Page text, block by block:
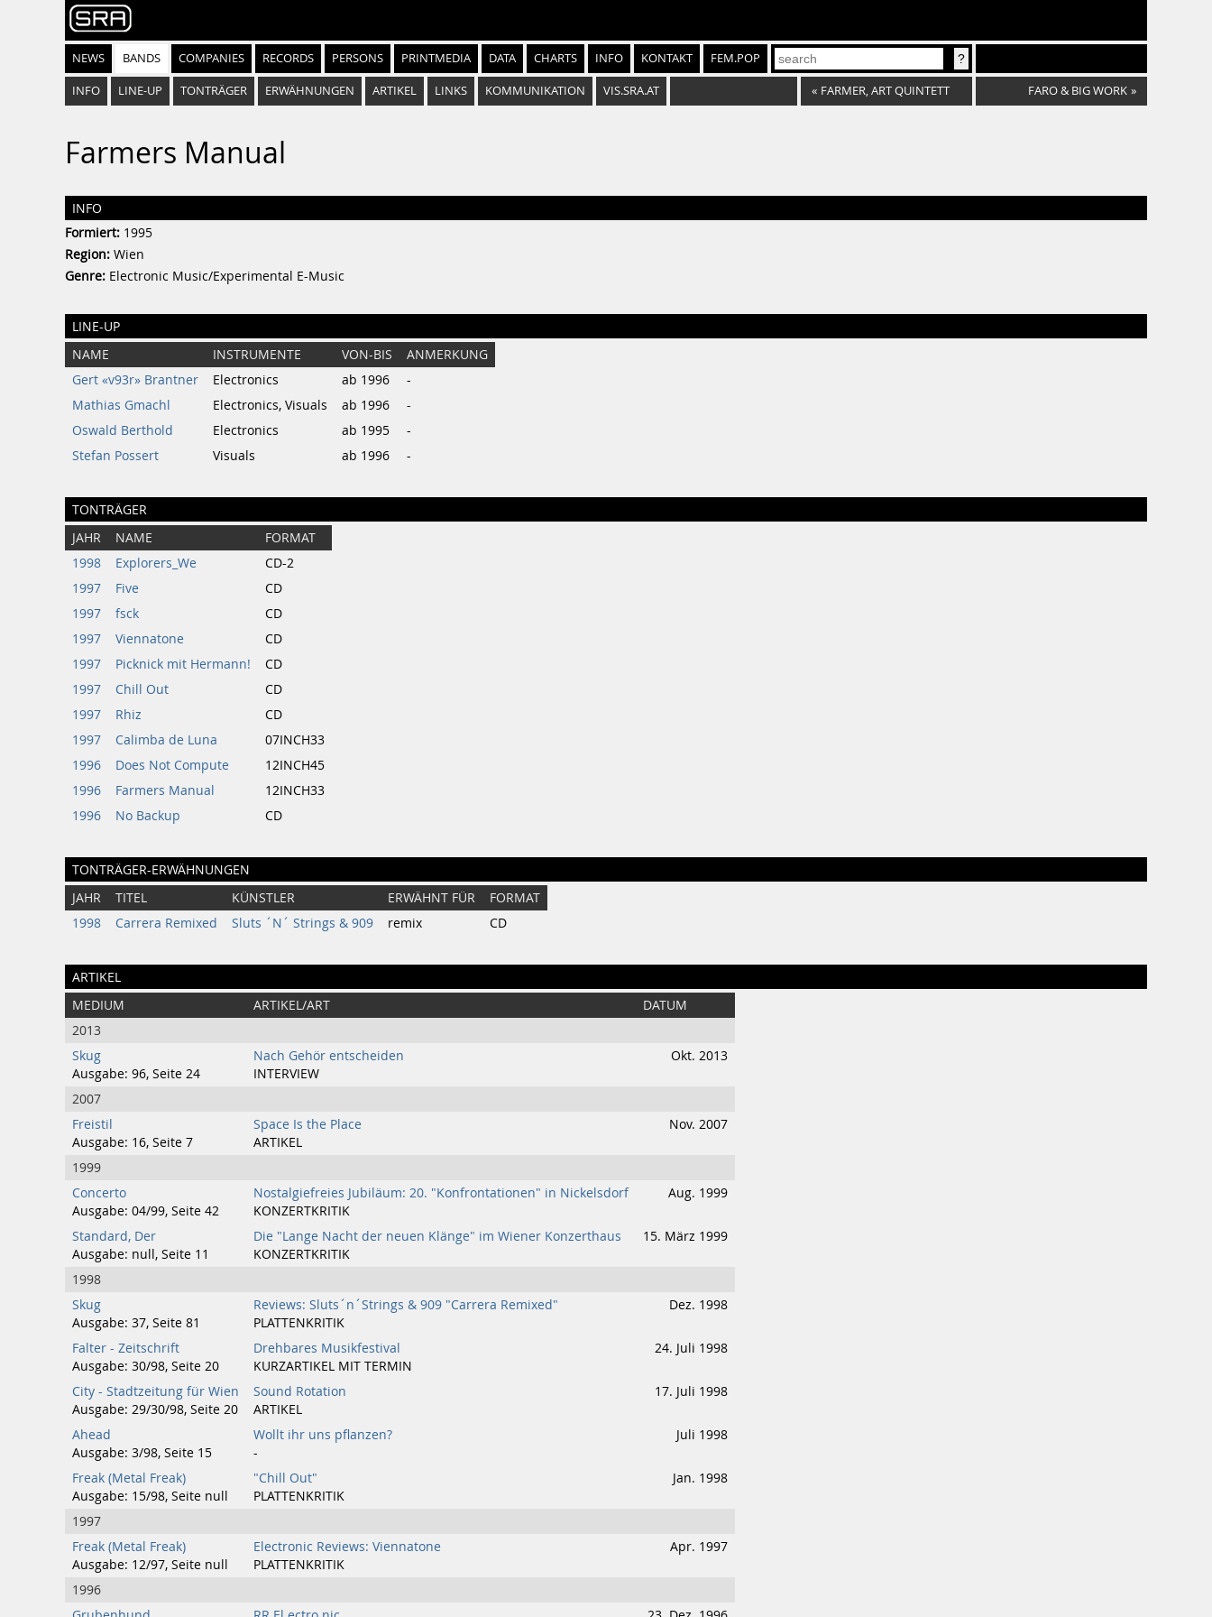
NEWS BANDS COMPANIES RECORDS PERSONS PRINTMEDIA DATA CHARTS INFO KONTAKT FEM.POP
INFO LINE-UP TONTRÄGER ERWÄHNUNGEN ARTIKEL LINKS KOMMUNIKATION VIS.SRA.AT « FARMER, ART QUINTETT FARO & BIG WORK »
Farmers Manual
INFO
Formiert: 1995
Region: Wien
Genre: Electronic Music/Experimental E-Music
LINE-UP
NAME INSTRUMENTE VON-BIS
ANMERKUNG
Gert «v93r» Brantner
Electronics ab 1996
-
Mathias Gmachl
Electronics, Visuals ab 1996
-
Oswald Berthold
Electronics ab 1995
-
Stefan Possert
Visuals ab 1996 -
TONTRÄGER
JAHR NAME
FORMAT
1998
Explorers_We
CD-2
1997
Five
CD
1997
fsck
CD
1997
Viennatone
CD
1997
Picknick mit Hermann!
CD
1997
Chill Out
CD
1997
Rhiz
CD
1997
Calimba de Luna
07INCH33
1996
Does Not Compute
12INCH45
1996
Farmers Manual
12INCH33
1996
No Backup CD
TONTRÄGER-ERWÄHNUNGEN
JAHR TITEL KÜNSTLER ERWÄHNT FÜR
FORMAT
1998
Carrera Remixed Sluts ´N´ Strings & 909 remix CD
ARTIKEL
MEDIUM ARTIKEL/ART
DATUM
2013
Skug
Ausgabe: 96, Seite 24
Nach Gehör entscheiden
INTERVIEW
Okt. 2013
2007
Freistil
Ausgabe: 16, Seite 7
Space Is the Place
ARTIKEL
Nov. 2007
1999
Concerto
Ausgabe: 04/99, Seite 42
Nostalgiefreies Jubiläum: 20. "Konfrontationen" in Nickelsdorf
KONZERTKRITIK
Aug. 1999
Standard, Der
Ausgabe: null, Seite 11
Die "Lange Nacht der neuen Klänge" im Wiener Konzerthaus
KONZERTKRITIK
15. März 1999
1998
Skug
Ausgabe: 37, Seite 81
Reviews: Sluts´n´Strings & 909 "Carrera Remixed"
PLATTENKRITIK
Dez. 1998
Falter - Zeitschrift
Ausgabe: 30/98, Seite 20
Drehbares Musikfestival
KURZARTIKEL MIT TERMIN
24. Juli 1998
City - Stadtzeitung für Wien
Ausgabe: 29/30/98, Seite 20
Sound Rotation
ARTIKEL
17. Juli 1998
Ahead
Ausgabe: 3/98, Seite 15
Wollt ihr uns pflanzen?
-
Juli 1998
Freak (Metal Freak)
Ausgabe: 15/98, Seite null
"Chill Out"
PLATTENKRITIK
Jan. 1998
1997
Freak (Metal Freak)
Ausgabe: 12/97, Seite null
Electronic Reviews: Viennatone
PLATTENKRITIK
Apr. 1997
1996